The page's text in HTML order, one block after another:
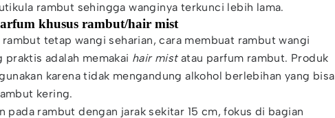
rambut sehingga wanginya terkunci lebih lama.
khusus rambut/hair mist
rambut tetap wangi seharian, cara membuat rambut wangi
praktis adalah memakai hair mistatau parfum rambut. Produk
karena tidak mengandung alkohol berlebihan yang bisa
kering.
pada rambut dengan jarak sekitar 15 cm, fokus di bagian